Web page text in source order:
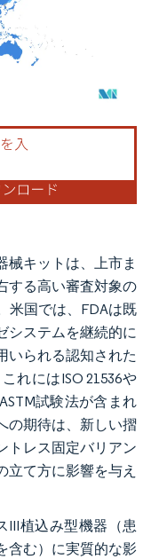
の表示が必要です。
械キットは、上市ま
する高い審査対象の
米国では、FDAは既
システムを継続的に
いられる認知された
れにはISO 21536や
試験法が含まれ
の期待は、新しい摺
トレス固定バリアン
立て方に影響を与え
III植込み型機器（患
含む）に実質的な影